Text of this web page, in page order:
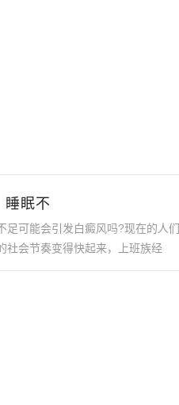
睡眠不
足可能会引发白癜风吗?现在的人们
社会节奏变得快起来，上班族经